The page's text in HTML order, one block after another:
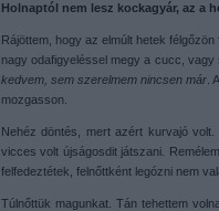
Holnaptól nem lesz kockagyár, az a
Rájöttem, hogy az elmúlt hetek
nagy odafigyeléssel megy a cucc,
kedvem, sem szerelmem nincsen már.
mozgasson.
Nehéz döntés, mert azért kurvajó
vicces volt újságosdit játszani.
felfedeztétek, felnőttként legózni nem
Túlnőttük magunkat. Tán tehettem